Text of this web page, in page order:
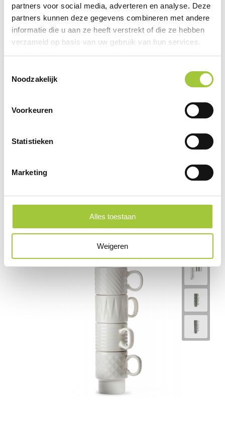
partners voor social media, adverteren en analyse. Deze
partners kunnen deze gegevens combineren met andere
informatie die u aan ze heeft verstrekt of die ze hebben
verzameld op basis van uw gebruik van hun services.
Noodzakelijk
Voorkeuren
Statistieken
Marketing
Alles toestaan
Weigeren
Product video
Specificaties
×
Gerelateerde producten